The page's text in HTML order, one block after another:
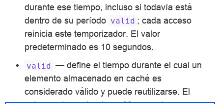
durante ese tiempo, incluso si todavía está
dentro de su período valid ; cada acceso
reinicia este temporizador. El valor
predeterminado es 10 segundos.
valid — define el tiempo durante el cual un
elemento almacenado en caché es
considerado válido y puede reutilizarse. El